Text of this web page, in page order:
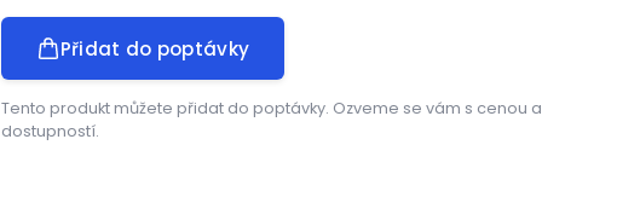
Přidat do poptávky
Tento produkt můžete přidat do poptávky. Ozveme se vám s cenou a
dostupností.